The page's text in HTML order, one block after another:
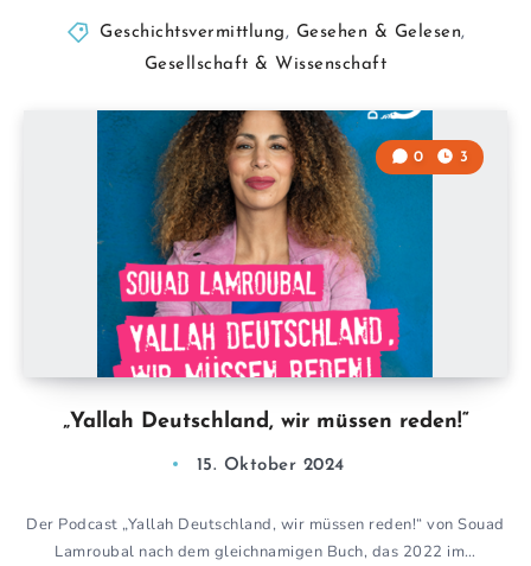
Geschichtsvermittlung , Gesehen & Gelesen,
Gesellschaft & Wissenschaft
„Yallah Deutschland, wir müssen reden!“
0 3
15. Oktober 2024
Der Podcast „Yallah Deutschland, wir müssen reden!“ von Souad
Lamroubal nach dem gleichnamigen Buch, das 2022 im…